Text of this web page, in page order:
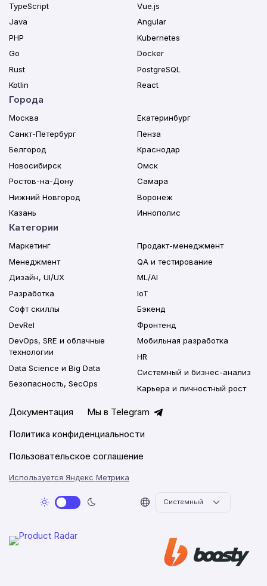
TypeScript
Java
PHP
Go
Rust
Kotlin
Vue.js
Angular
Kubernetes
Docker
PostgreSQL
React
Города
Москва
Санкт-Петербург
Белгород
Новосибирск
Ростов-на-Дону
Нижний Новгород
Казань
Екатеринбург
Пенза
Краснодар
Омск
Самара
Воронеж
Иннополис
Категории
Маркетинг
Менеджмент
Дизайн, UI/UX
Разработка
Софт скиллы
DevRel
DevOps, SRE и облачные
технологии
Data Science и Big Data
Безопасность, SecOps
Продакт-менеджмент
QA и тестирование
ML/AI
IoT
Бэкенд
Фронтенд
Мобильная разработка
HR
Системный и бизнес-анализ
Карьера и личностный рост
Документация
Мы в Telegram
Политика конфиденциальности
Пользовательское соглашение
Используется Яндекс Метрика